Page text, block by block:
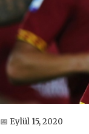
📅 Eylül 15, 2020